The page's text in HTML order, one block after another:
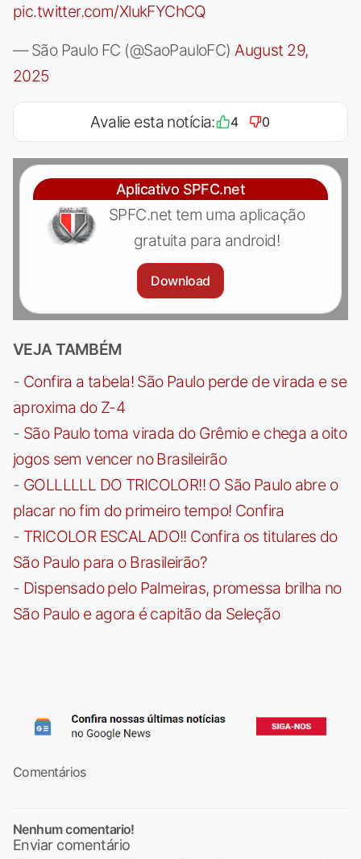
pic.twitter.com/XlukFYChCQ
— São Paulo FC (@SaoPauloFC) August 29,
2025
Avalie esta notícia: 4 0
Aplicativo SPFC.net
SPFC.net tem uma aplicação
gratuita para android!
Download
VEJA TAMBÉM
- Confira a tabela! São Paulo perde de virada e se
aproxima do Z-4
- São Paulo toma virada do Grêmio e chega a oito
jogos sem vencer no Brasileirão
- GOLLLLLL DO TRICOLOR!! O São Paulo abre o
placar no fim do primeiro tempo! Confira
- TRICOLOR ESCALADO!! Confira os titulares do
São Paulo para o Brasileirão?
- Dispensado pelo Palmeiras, promessa brilha no
São Paulo e agora é capitão da Seleção
Comentários
Nenhum comentario!
Enviar comentário